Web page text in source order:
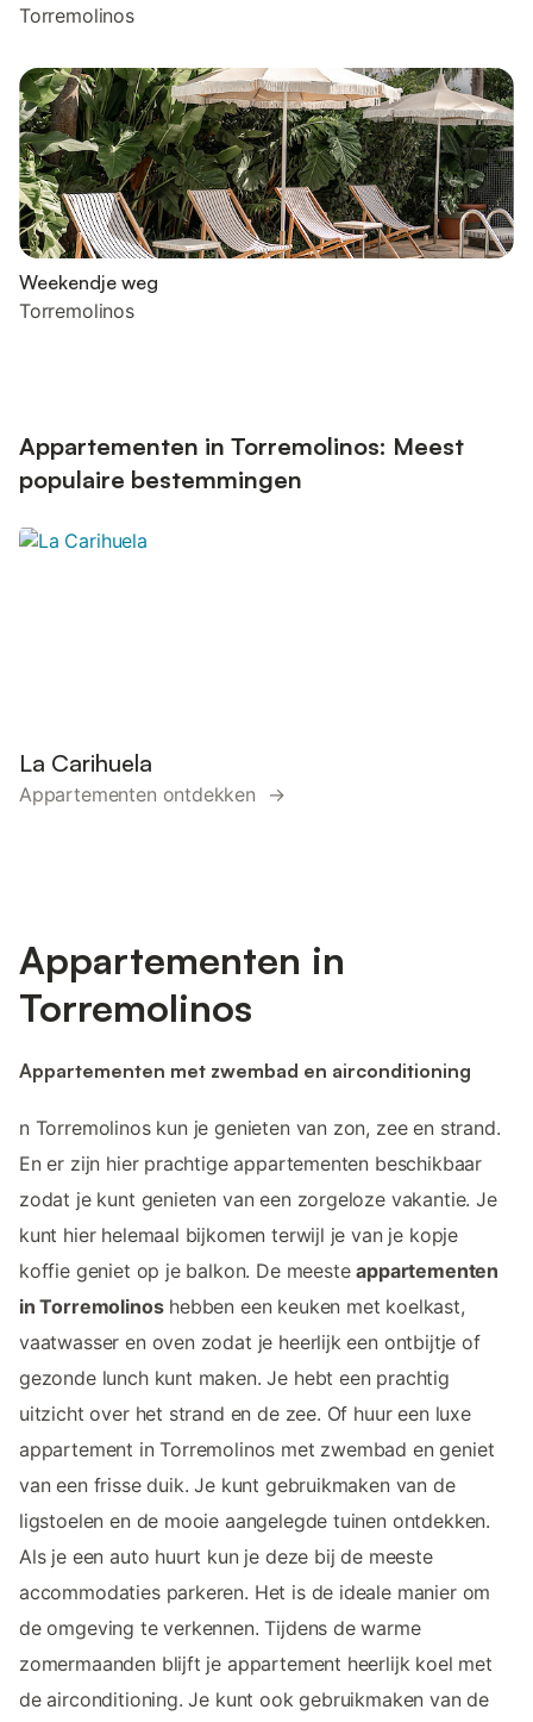
Torremolinos
Weekendje weg
Torremolinos
Appartementen in Torremolinos: Meest
populaire bestemmingen
La Carihuela
Appartementen ontdekken →
Appartementen in
Torremolinos
Appartementen met zwembad en airconditioning
n Torremolinos kun je genieten van zon, zee en strand.
En er zijn hier prachtige appartementen beschikbaar
zodat je kunt genieten van een zorgeloze vakantie. Je
kunt hier helemaal bijkomen terwijl je van je kopje
koffie geniet op je balkon. De meesteappartementen
in Torremolinoshebben een keuken met koelkast,
vaatwasser en oven zodat je heerlijk een ontbijtje of
gezonde lunch kunt maken. Je hebt een prachtig
uitzicht over het strand en de zee. Of huur een luxe
appartement in Torremolinos met zwembad en geniet
van een frisse duik. Je kunt gebruikmaken van de
ligstoelen en de mooie aangelegde tuinen ontdekken.
Als je een auto huurt kun je deze bij de meeste
accommodaties parkeren. Het is de ideale manier om
de omgeving te verkennen. Tijdens de warme
zomermaanden blijft je appartement heerlijk koel met
de airconditioning. Je kunt ook gebruikmaken van de